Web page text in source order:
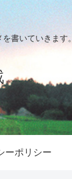
書いていきます。
ーポリシー